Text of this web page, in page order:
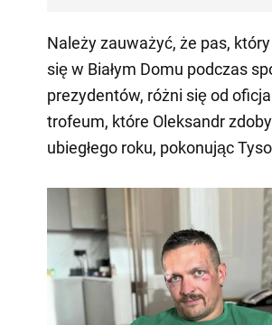
Należy zauważyć, że pas, który
się w Białym Domu podczas
prezydentów, różni się od
trofeum, które Oleksandr
ubiegłego roku, pokonując